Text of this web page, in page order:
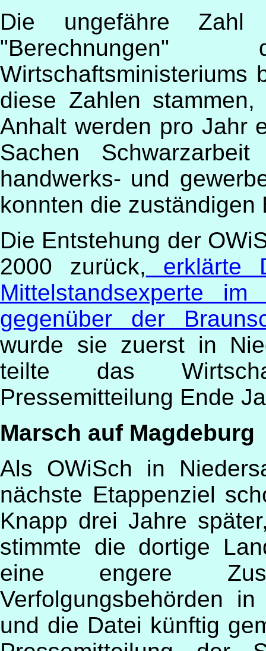
Die ungefähre
"Berechnungen"
Wirtschaftsministeriums
diese Zahlen
Anhalt werden pro Jahr
Sachen
handwerks- und
konnten die
Die Entstehung der
2000 zurück, erklärte
Mittelstandsexperte im
gegenüber der
wurde sie zuerst in
teilte das
Pressemitteilung Ende
Marsch auf Magdeburg
Als OWiSch in
nächste Etappenziel
Knapp drei Jahre
stimmte die dortige
eine engere
Verfolgungsbehörden
und die Datei künftig